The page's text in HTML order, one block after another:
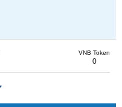
VNB Token
0